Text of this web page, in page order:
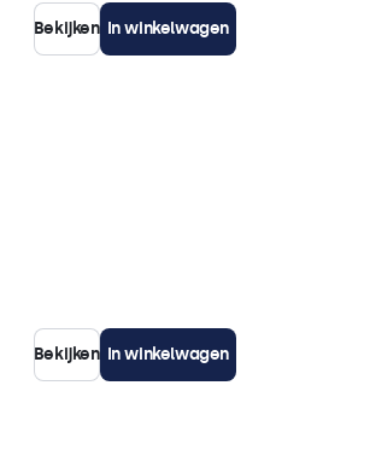
Bekijken In winkelwagen
Bekijken In winkelwagen